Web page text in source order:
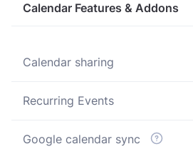
Calendar Features & Addons
Calendar sharing
Recurring Events
Google calendar sync